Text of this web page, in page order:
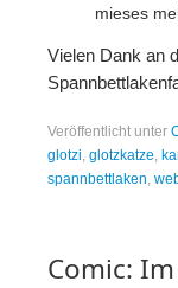
mieses
Vielen Dank an
Veröffentlicht unter
glotzi, glotzkatze,
spannbettlaken,
Comic: